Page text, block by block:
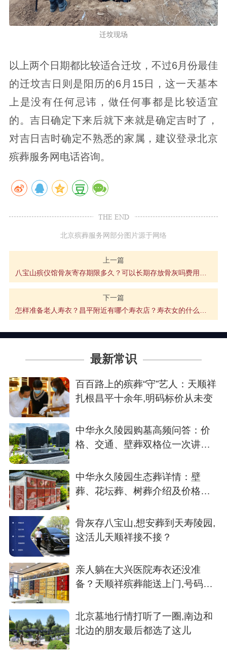
迁坟现场
以上两个日期都比较适合迁坟，不过6月份最佳
的迁坟吉日则是阳历的6月15日，这一天基本
上是没有任何忌讳，做任何事都是比较适宜
的。吉日确定下来后就下来就是确定吉时了，
对吉日吉时确定不熟悉的家属，建议登录北京
殡葬服务网电话咨询。
THE END
北京殡葬服务网部分图片源于网络
上一篇
八宝山殡仪馆骨灰寄存期限多久？可以长期存放骨灰吗费用多少？
下一篇
最新常识
百百路上的殡葬“守”艺人：天顺祥
扎根昌平十余年,明码标价从未变
中华永久陵园购墓高频问答：价
格、交通、壁葬双格位一次讲清
中华永久陵园生态葬详情：壁
葬、花坛葬、树葬介绍及价格参
骨灰存八宝山,想安葬到天寿陵园,
这活儿天顺祥接不接？
亲人躺在大兴医院寿衣还没准
备？天顺祥殡葬能送上门,号码我
北京墓地行情打听了一圈,南边和
北边的朋友最后都选了这儿